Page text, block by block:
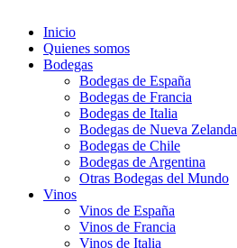
Inicio
Quienes somos
Bodegas
Bodegas de España
Bodegas de Francia
Bodegas de Italia
Bodegas de Nueva Zelanda
Bodegas de Chile
Bodegas de Argentina
Otras Bodegas del Mundo
Vinos
Vinos de España
Vinos de Francia
Vinos de Italia